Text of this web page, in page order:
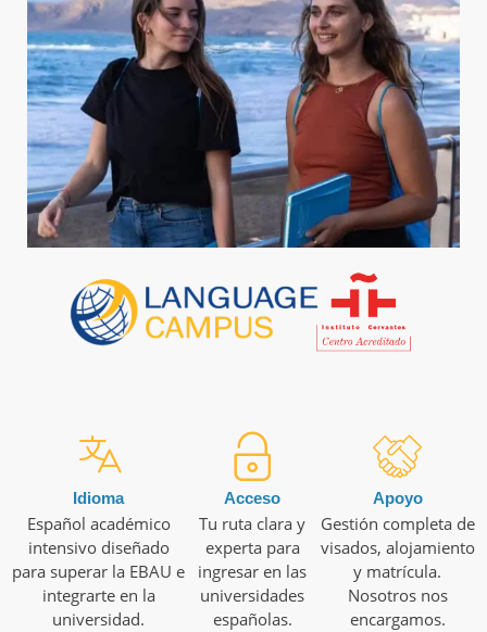
Idioma
Español académico
intensivo diseñado
para superar la EBAU e
integrarte en la
universidad.
Acceso
Tu ruta clara y
experta para
ingresar en las
universidades
españolas.
Apoyo
Gestión completa de
visados, alojamiento
y matrícula.
Nosotros nos
encargamos.